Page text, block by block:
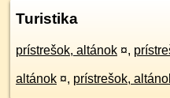
Turistika
prístrešok, altánok ¤,
altánok ¤, prístrešok,